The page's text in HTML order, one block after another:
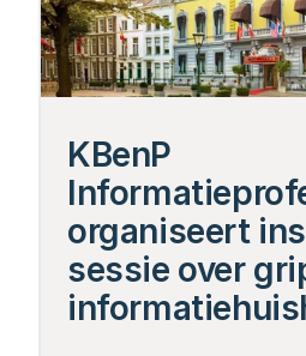
KBenP
organiseert
sessie over